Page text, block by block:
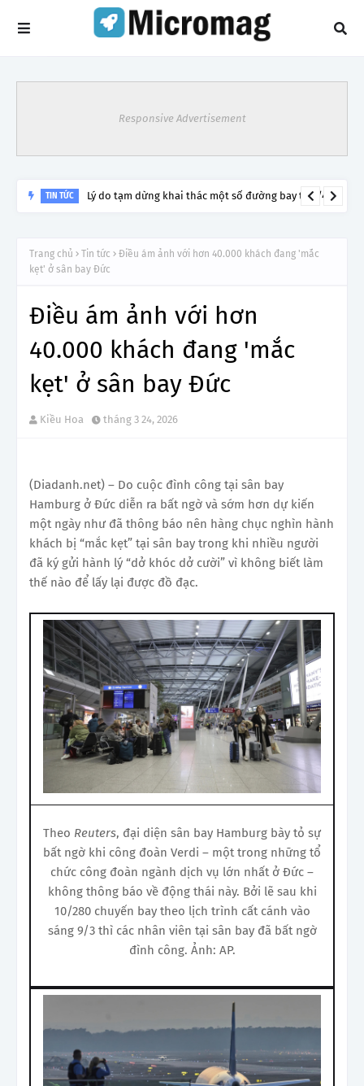
Responsive Advertisement
TIN TỨC Lý do tạm dừng khai thác một số đường bay từ 1/4
Trang chủ Tin tức
Điều ám ảnh với hơn 40.000 khách đang 'mắc
kẹt' ở sân bay Đức
Điều ám ảnh với hơn
40.000 khách đang 'mắc
kẹt' ở sân bay Đức
Kiều Hoa tháng 3 24, 2026
(Diadanh.net) – Do cuộc đình công tại sân bay
Hamburg ở Đức diễn ra bất ngờ và sớm hơn dự kiến
một ngày như đã thông báo nên hàng chục nghìn hành
khách bị “mắc kẹt” tại sân bay trong khi nhiều người
đã ký gửi hành lý “dở khóc dở cười” vì không biết làm
thế nào để lấy lại được đồ đạc.
Theo Reuters, đại diện sân bay Hamburg bày tỏ sự
bất ngờ khi công đoàn Verdi – một trong những tổ
chức công đoàn ngành dịch vụ lớn nhất ở Đức –
không thông báo về động thái này. Bởi lẽ sau khi
10/280 chuyến bay theo lịch trình cất cánh vào
sáng 9/3 thì các nhân viên tại sân bay đã bất ngờ
đình công. Ảnh: AP.